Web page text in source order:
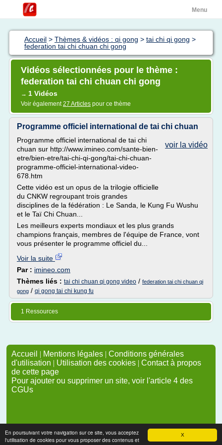
X
En poursuivant votre navigation sur ce site, vous acceptez
l'utilisation de cookies pour vous proposer des contenus et
Menu
Accueil > Thèmes & vidéos : qi gong > tai chi qi gong >
federation tai chi chuan chi gong
Vidéos sélectionnées pour le thème :
federation tai chi chuan chi gong
→ 1 Vidéos
Voir également27 Articles pour ce thème
Programme officiel international de tai chi chuan
voir la vidéo
Programme officiel international de tai chi
chuan sur http://www.imineo.com/sante-bien-
etre/bien-etre/tai-chi-qi-gong/tai-chi-chuan-
programme-officiel-international-video-
678.htm
Cette vidéo est un opus de la trilogie officielle
du CNKW regroupant trois grandes
disciplines de la fédération : Le Sanda, le Kung Fu Wushu
et le Taï Chi Chuan...
Les meilleurs experts mondiaux et les plus grands
champions français, membres de l'équipe de France, vont
vous présenter le programme officiel du...
Voir la suite
Par : imineo.com
Thèmes liés : tai chi chuan qi gong video / federation tai chi chuan qi
gong / qi gong tai chi kung fu
1 Ressources
Accueil | Mentions légales | Conditions générales
d'utilisation | Utilisation des cookies | Contact à propos
de cette page
Pour ajouter ou supprimer un site, voir l'article 4 des
CGUs